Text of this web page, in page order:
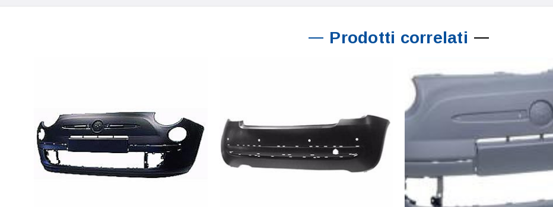
Prodotti correlati